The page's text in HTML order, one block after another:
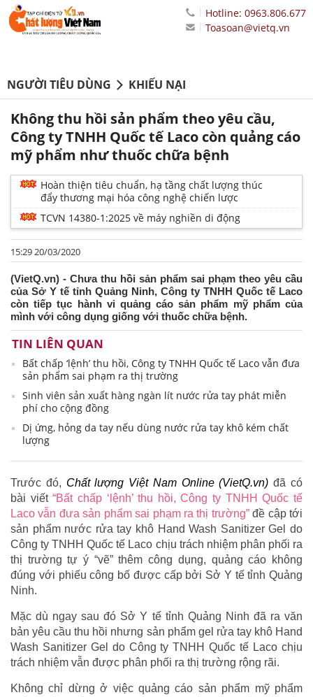
Hotline: 0963.806.677
Toasoan@vietq.vn
NGƯỜI TIÊU DÙNG KHIẾU NẠI
Không thu hồi sản phẩm theo yêu cầu,
Công ty TNHH Quốc tế Laco còn quảng cáo
mỹ phẩm như thuốc chữa bệnh
Hoàn thiện tiêu chuẩn, hạ tầng chất lượng thúc
đẩy thương mại hóa công nghệ chiến lược
TCVN 14380-1:2025 về máy nghiền di động
15:29 20/03/2020
(VietQ.vn) - Chưa thu hồi sản phẩm sai phạm theo yêu cầu
của Sở Y tế tỉnh Quảng Ninh, Công ty TNHH Quốc tế Laco
còn tiếp tục hành vi quảng cáo sản phẩm mỹ phẩm của
mình với công dụng giống với thuốc chữa bệnh.
TIN LIÊN QUAN
Bất chấp ‘lệnh’ thu hồi, Công ty TNHH Quốc tế Laco vẫn đưa
sản phẩm sai phạm ra thị trường
Sinh viên sản xuất hàng ngàn lít nước rửa tay phát miễn
phí cho cộng đồng
Dị ứng, hỏng da tay nếu dùng nước rửa tay khô kém chất
lượng
Trước đó, Chất lượng Việt Nam Online (VietQ.vn) đã có
bài viết“Bất chấp ‘lệnh’ thu hồi, Công ty TNHH Quốc tế
Laco vẫn đưa sản phẩm sai phạm ra thị trường”đề cập tới
sản phẩm nước rửa tay khô Hand Wash Sanitizer Gel do
Công ty TNHH Quốc tế Laco chịu trách nhiệm phân phối ra
thị trường tự ý “vẽ” thêm công dụng, quảng cáo không
đúng với phiếu công bố được cấp bởi Sở Y tế tỉnh Quảng
Ninh.
Mặc dù ngay sau đó Sở Y tế tỉnh Quảng Ninh đã ra văn
bản yêu cầu thu hồi nhưng sản phẩm gel rửa tay khô Hand
Wash Sanitizer Gel do Công ty TNHH Quốc tế Laco chịu
trách nhiệm vẫn được phân phối ra thị trường rộng rãi.
Không chỉ dừng ở việc quảng cáo sản phẩm mỹ phẩm